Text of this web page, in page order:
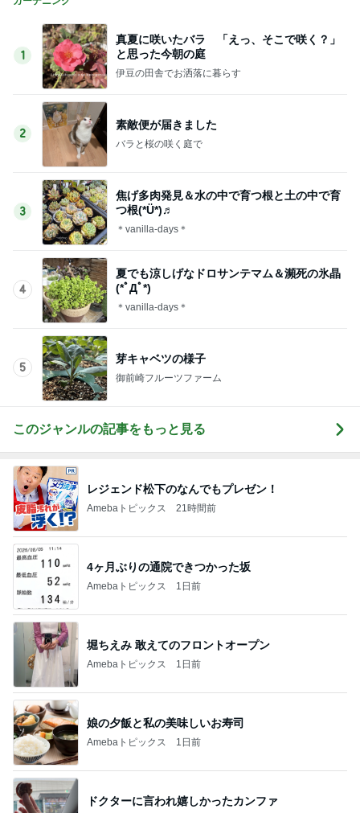
1
真夏に咲いたバラ 「えっ、そこで咲く？」
と思った今朝の庭
伊豆の田舎でお洒落に暮らす
2
素敵便が届きました
バラと桜の咲く庭で
3
焦げ多肉発見＆水の中で育つ根と土の中で育
つ根(*Ü*)♬
＊vanilla-days＊
4
夏でも涼しげなドロサンテマム＆瀕死の氷晶
(*ﾟДﾟ*)
＊vanilla-days＊
5
芽キャベツの様子
御前崎フルーツファーム
このジャンルの記事をもっと見る
レジェンド松下のなんでもプレゼン！
Amebaトピックス 21時間前
4ヶ月ぶりの通院できつかった坂
Amebaトピックス 1日前
堀ちえみ 敢えてのフロントオープン
Amebaトピックス 1日前
娘の夕飯と私の美味しいお寿司
Amebaトピックス 1日前
ドクターに言われ嬉しかったカンファ